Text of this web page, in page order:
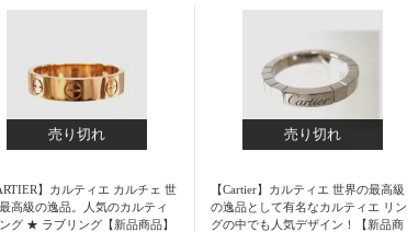
グ ホワイトゴールド WG18K
グ クラシックモデル カラー／ホワイ
売り切れ 売り切れ
】カルティエ カルチェ 世
高級の逸品。人気のカルティ
グ ★ ラブリング【新品商品】
【Cartier】カルティエ 世界の最高級
の逸品として有名なカルティエ リン
グの中でも人気デザイン！【新品商